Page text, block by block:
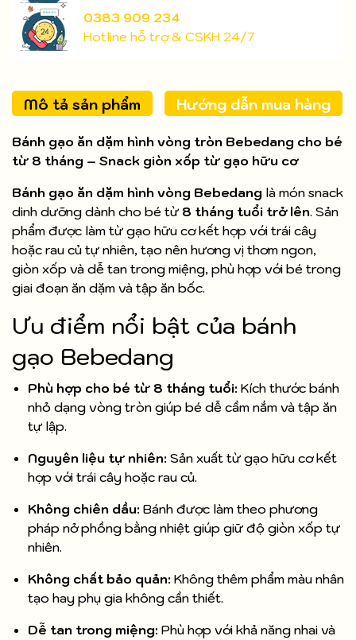
0383 909 234
Hotline hỗ trợ & CSKH 24/7
Mô tả sản phẩm Hướng dẫn mua hàng
Bánh gạo ăn dặm hình vòng tròn Bebedang cho bé
từ 8 tháng – Snack giòn xốp từ gạo hữu cơ
Bánh gạo ăn dặm hình vòng Bebedang là món snack
dinh dưỡng dành cho bé từ 8 tháng tuổi trở lên. Sản
phẩm được làm từ gạo hữu cơ kết hợp với trái cây
hoặc rau củ tự nhiên, tạo nên hương vị thơm ngon,
giòn xốp và dễ tan trong miệng, phù hợp với bé trong
giai đoạn ăn dặm và tập ăn bốc.
Ưu điểm nổi bật của bánh
gạo Bebedang
Phù hợp cho bé từ 8 tháng tuổi: Kích thước bánh
nhỏ dạng vòng tròn giúp bé dễ cầm nắm và tập ăn
tự lập.
Nguyên liệu tự nhiên: Sản xuất từ gạo hữu cơ kết
hợp với trái cây hoặc rau củ.
Không chiên dầu: Bánh được làm theo phương
pháp nở phồng bằng nhiệt giúp giữ độ giòn xốp tự
nhiên.
Không chất bảo quản: Không thêm phẩm màu nhân
tạo hay phụ gia không cần thiết.
Dễ tan trong miệng: Phù hợp với khả năng nhai và